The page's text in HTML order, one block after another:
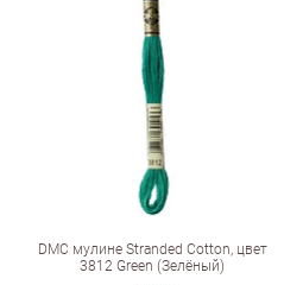
DMC мулине Stranded Cotton, цвет
3812 Green (Зелёный)